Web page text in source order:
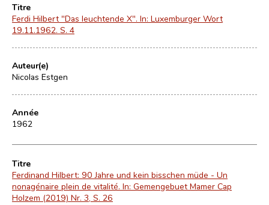
Titre
Ferdi Hilbert "Das leuchtende X". In: Luxemburger Wort
19.11.1962. S. 4
Auteur(e)
Nicolas Estgen
Année
1962
Titre
Ferdinand Hilbert: 90 Jahre und kein bisschen müde - Un
nonagénaire plein de vitalité. In: Gemengebuet Mamer Cap
Holzem (2019) Nr. 3, S. 26